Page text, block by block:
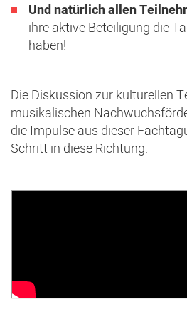
Und natürlich allen
ihre aktive Beteiligung die
haben!
Die Diskussion zur kulturellen
musikalischen
die Impulse aus dieser
Schritt in diese Richtung.